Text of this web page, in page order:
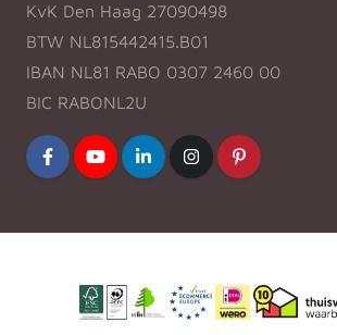
KvK Den Haag 27090498
BTW NL815442415.B01
IBAN NL81 RABO 0307 2460 00
BIC RABONL2U